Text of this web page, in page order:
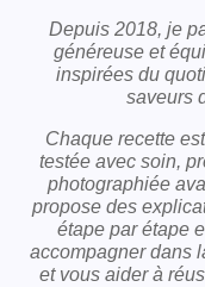
Depuis 2018, je
généreuse et
inspirées du
saveurs
Chaque recette
testée avec soin,
photographiée
propose des
étape par étape
accompagner dans
et vous aider à